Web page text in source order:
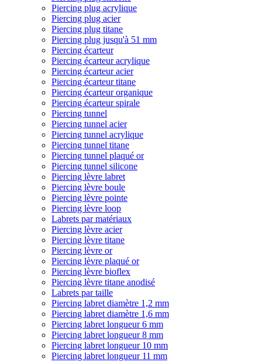
Piercing plug acrylique
Piercing plug acier
Piercing plug titane
Piercing plug jusqu'à 51 mm
Piercing écarteur
Piercing écarteur acrylique
Piercing écarteur acier
Piercing écarteur titane
Piercing écarteur organique
Piercing écarteur spirale
Piercing tunnel
Piercing tunnel acier
Piercing tunnel acrylique
Piercing tunnel titane
Piercing tunnel plaqué or
Piercing tunnel silicone
Piercing lèvre labret
Piercing lèvre boule
Piercing lèvre pointe
Piercing lèvre loop
Labrets par matériaux
Piercing lèvre acier
Piercing lèvre titane
Piercing lèvre or
Piercing lèvre plaqué or
Piercing lèvre bioflex
Piercing lèvre titane anodisé
Labrets par taille
Piercing labret diamètre 1,2 mm
Piercing labret diamètre 1,6 mm
Piercing labret longueur 6 mm
Piercing labret longueur 8 mm
Piercing labret longueur 10 mm
Piercing labret longueur 11 mm